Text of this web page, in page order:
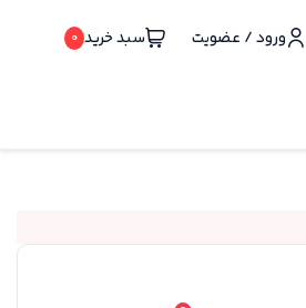
ورود / عضویت سبد خرید 0